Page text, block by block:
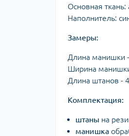
Основная ткань:
Наполнитель:
Замеры:
Длина манишки
Ширина
Длина штанов -
Комплектация:
штаны на
манишка